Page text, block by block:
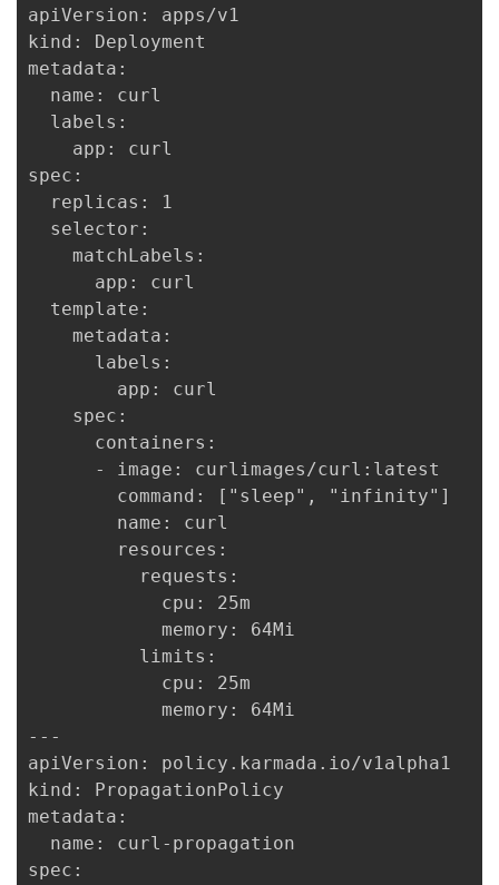
apiVersion: apps/v1
kind: Deployment
metadata:
  name: curl
  labels:
    app: curl
spec:
  replicas: 1
  selector:
    matchLabels:
      app: curl
  template:
    metadata:
      labels:
        app: curl
    spec:
      containers:
      - image: curlimages/curl:latest
        command: ["sleep", "infinity"]
        name: curl
        resources:
          requests:
            cpu: 25m
            memory: 64Mi
          limits:
            cpu: 25m
            memory: 64Mi
---
apiVersion: policy.karmada.io/v1alpha1
kind: PropagationPolicy
metadata:
  name: curl-propagation
spec: